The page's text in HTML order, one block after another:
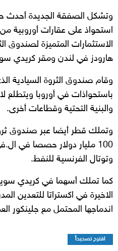
وتشكل الصفقة الجديدة
استحواذ على عقارات أوروبية
الاستثمارات المتميزة لصندوق
هارودز في لندن ومقر كريدي
وقام صندوق الثروة السيادية
باستحواذات في أوروبا ويتطلع
والبنية التحتية وقطاعات أخرى.
وتملك قطر أيضا عبر صندوق
100 مليار دولار حصصا في
وتوتال الفرنسية للنفط.
كما تملك أسهما في كريدي
الاخيرة في اكستراتا للتعدين
اندماجها المحتمل مع جلينكور
اقترح تصحيحاً